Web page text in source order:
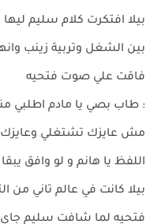
بيلا افتكرت كلام سليم
بين الشغل وتربية زينب
فاقت علي صوت فتحيه
: طاب بصي يا مادم اطلبي
مش عايزك تشتغلي وعايزك
اللفظ يا هانم و لو وافق
بيلا كانت في عالم تاني من
فتحيه لما شافت سليم جاي